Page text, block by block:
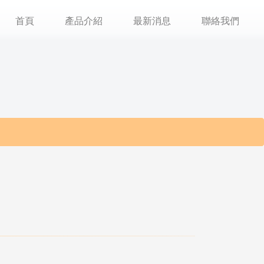
首頁 產品介紹 最新消息 聯絡我們